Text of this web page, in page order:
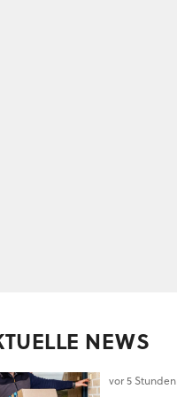
NEWS
vor 5 Stunden